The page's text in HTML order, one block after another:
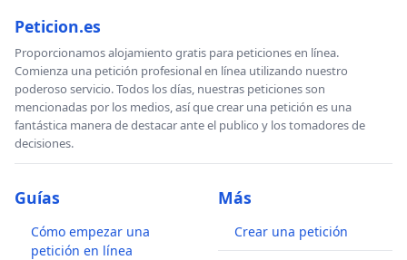
Peticion.es
Proporcionamos alojamiento gratis para peticiones en línea.
Comienza una petición profesional en línea utilizando nuestro
poderoso servicio. Todos los días, nuestras peticiones son
mencionadas por los medios, así que crear una petición es una
fantástica manera de destacar ante el publico y los tomadores de
decisiones.
Guías
Cómo empezar una
petición en línea
Más
Crear una petición